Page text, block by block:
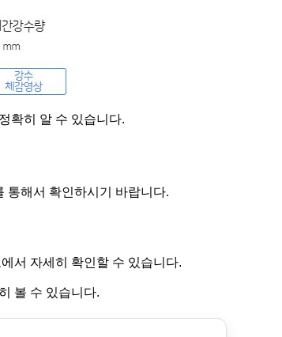
확히 알 수 있습니다.
통해서 확인하시기 바랍니다.
서 자세히 확인할 수 있습니다.
볼 수 있습니다.